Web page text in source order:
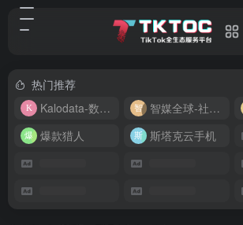
热门推荐
Kalodata-数据分析平台
智媒全球-社媒管理平台
爆款猎人
斯塔克云手机